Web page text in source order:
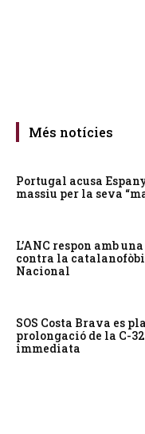
Més notícies
Portugal acusa
massiu per la seva
L’ANC respon amb
contra la
Nacional
SOS Costa Brava es
prolongació de la C-
immediata